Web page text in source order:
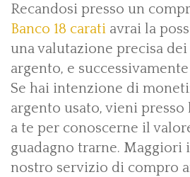
Recandosi presso un
Banco 18 carati avrai la
una valutazione precisa
argento, e
Se hai intenzione di
argento usato, vieni presso
a te per conoscerne il
guadagno trarne. Maggiori
nostro servizio di compro